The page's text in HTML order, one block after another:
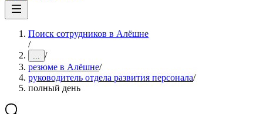
Поиск сотрудников в Алёшне
/
... /
резюме в Алёшне/
руководитель отдела развития персонала/
полный день